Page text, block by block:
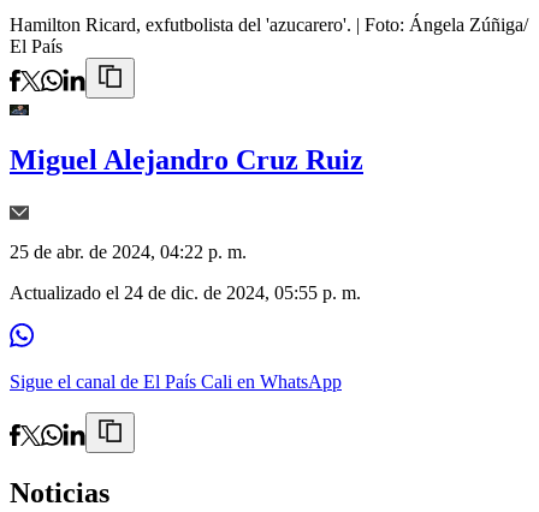
Hamilton Ricard, exfutbolista del 'azucarero'. | Foto: Ángela Zúñiga/
El País
Miguel Alejandro Cruz Ruiz
25 de abr. de 2024, 04:22 p. m.
Actualizado el 24 de dic. de 2024, 05:55 p. m.
Sigue el canal de El País Cali en WhatsApp
Noticias